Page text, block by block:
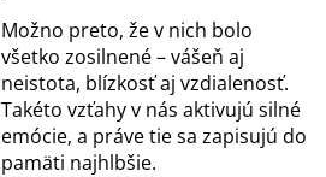
Možno preto, že v nich bolo
všetko zosilnené – vášeň aj
neistota, blízkosť aj vzdialenosť.
Takéto vzťahy v nás aktivujú silné
emócie, a práve tie sa zapisujú do
pamäti najhlbšie.